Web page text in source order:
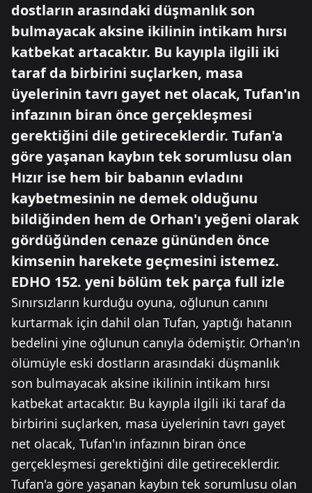
dostların arasındaki düşmanlık son
bulmayacak aksine ikilinin intikam hırsı
katbekat artacaktır. Bu kayıpla ilgili iki
taraf da birbirini suçlarken, masa
üyelerinin tavrı gayet net olacak, Tufan'ın
infazının biran önce gerçekleşmesi
gerektiğini dile getireceklerdir. Tufan'a
göre yaşanan kaybın tek sorumlusu olan
Hızır ise hem bir babanın evladını
kaybetmesinin ne demek olduğunu
bildiğinden hem de Orhan'ı yeğeni olarak
gördüğünden cenaze gününden önce
kimsenin harekete geçmesini istemez.
EDHO 152. yeni bölüm tek parça full izle
Sınırsızların kurduğu oyuna, oğlunun canını
kurtarmak için dahil olan Tufan, yaptığı hatanın
bedelini yine oğlunun canıyla ödemiştir. Orhan'ın
ölümüyle eski dostların arasındaki düşmanlık
son bulmayacak aksine ikilinin intikam hırsı
katbekat artacaktır. Bu kayıpla ilgili iki taraf da
birbirini suçlarken, masa üyelerinin tavrı gayet
net olacak, Tufan'ın infazının biran önce
gerçekleşmesi gerektiğini dile getireceklerdir.
Tufan'a göre yaşanan kaybın tek sorumlusu olan